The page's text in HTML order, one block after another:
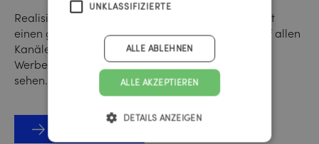
Realisieren durften wir für den neuen Marktauftritt
einen geschmackvollen Maßnahmen-Mix, der auf allen
Kanälen umgesetzt wird. Die unterschiedlichen
Werbemittel sind ab sofort auf unserer Website zu
sehen.
UNKLASSIFIZIERTE
ALLE AKZEPTIEREN
ALLE ABLEHNEN
DETAILS ANZEIGEN